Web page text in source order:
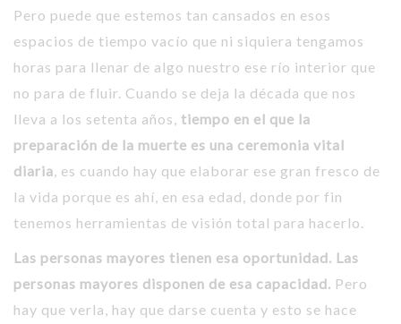
Pero puede que estemos tan cansados en esos
espacios de tiempo vacío que ni siquiera tengamos
horas para llenar de algo nuestro ese río interior que
no para de fluir. Cuando se deja la década que nos
lleva a los setenta años, tiempo en el que la
preparación de la muerte es una ceremonia vital
diaria, es cuando hay que elaborar ese gran fresco de
la vida porque es ahí, en esa edad, donde por fin
tenemos herramientas de visión total para hacerlo.
Las personas mayores tienen esa oportunidad. Las
personas mayores disponen de esa capacidad. Pero
hay que verla, hay que darse cuenta y esto se hace